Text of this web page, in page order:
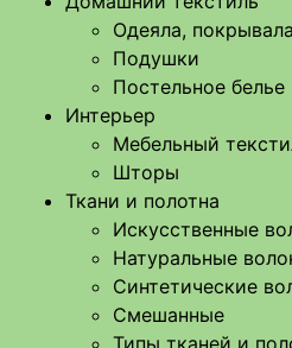
Одеяла,
Подушки
Постельное белье
Интерьер
Мебельный
Шторы
Ткани и полотна
Искусственные
Натуральные
Синтетические
Смешанные
Типы тканей и